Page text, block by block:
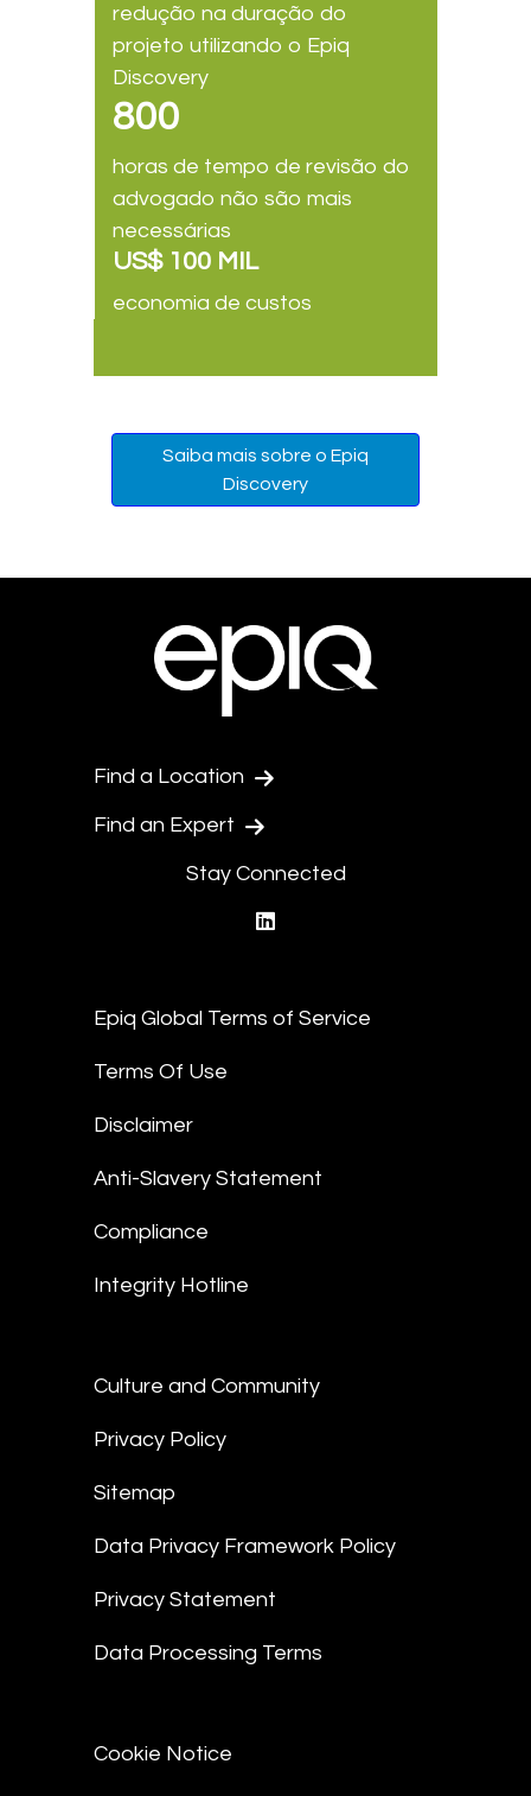
redução na duração do
projeto utilizando o Epiq
Discovery
800
horas de tempo de revisão do
advogado não são mais
necessárias
US$ 100 MIL
economia de custos
Saiba mais sobre o Epiq
Discovery
Find a Location
Find an Expert
Stay Connected
Epiq Global Terms of Service
Terms Of Use
Disclaimer
Anti-Slavery Statement
Compliance
Integrity Hotline
Culture and Community
Privacy Policy
Sitemap
Data Privacy Framework Policy
Privacy Statement
Data Processing Terms
Cookie Notice